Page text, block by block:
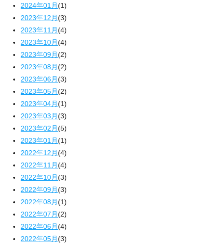
2024年01月(1)
2023年12月(3)
2023年11月(4)
2023年10月(4)
2023年09月(2)
2023年08月(2)
2023年06月(3)
2023年05月(2)
2023年04月(1)
2023年03月(3)
2023年02月(5)
2023年01月(1)
2022年12月(4)
2022年11月(4)
2022年10月(3)
2022年09月(3)
2022年08月(1)
2022年07月(2)
2022年06月(4)
2022年05月(3)